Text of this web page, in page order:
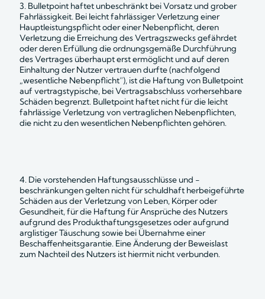
3. Bulletpoint haftet unbeschränkt bei Vorsatz und grober
Fahrlässigkeit. Bei leicht fahrlässiger Verletzung einer
Hauptleistungspflicht oder einer Nebenpflicht, deren
Verletzung die Erreichung des Vertragszwecks gefährdet
oder deren Erfüllung die ordnungsgemäße Durchführung
des Vertrages überhaupt erst ermöglicht und auf deren
Einhaltung der Nutzer vertrauen durfte (nachfolgend
„wesentliche Nebenpflicht“), ist die Haftung von Bulletpoint
auf vertragstypische, bei Vertragsabschluss vorhersehbare
Schäden begrenzt. Bulletpoint haftet nicht für die leicht
fahrlässige Verletzung von vertraglichen Nebenpflichten,
die nicht zu den wesentlichen Nebenpflichten gehören.
4. Die vorstehenden Haftungsausschlüsse und -
beschränkungen gelten nicht für schuldhaft herbeigeführte
Schäden aus der Verletzung von Leben, Körper oder
Gesundheit, für die Haftung für Ansprüche des Nutzers
aufgrund des Produkthaftungsgesetzes oder aufgrund
arglistiger Täuschung sowie bei Übernahme einer
Beschaffenheitsgarantie. Eine Änderung der Beweislast
zum Nachteil des Nutzers ist hiermit nicht verbunden.